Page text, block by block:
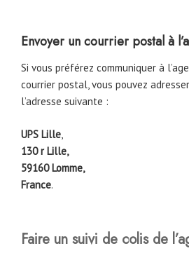
Envoyer un courrier postal à
Si vous préférez communiquer à
courrier postal, vous pouvez
l’adresse suivante :
UPS Lille,
130 r Lille,
59160 Lomme,
France.
Faire un suivi de colis de